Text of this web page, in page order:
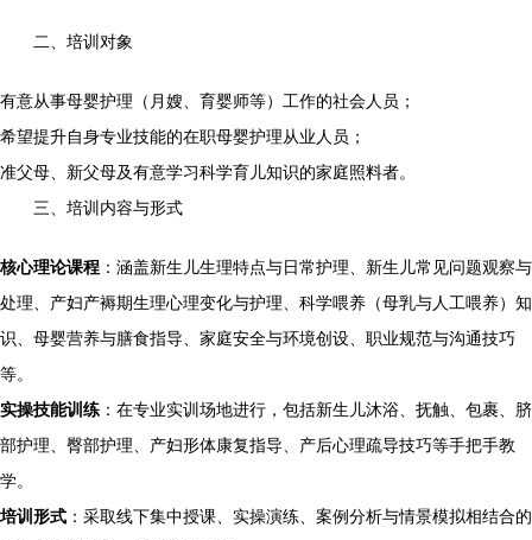
二、培训对象
有意从事母婴护理（月嫂、育婴师等）工作的社会人员；
希望提升自身专业技能的在职母婴护理从业人员；
准父母、新父母及有意学习科学育儿知识的家庭照料者。
三、培训内容与形式
核心理论课程 ：涵盖新生儿生理特点与日常护理、新生儿常见问题观察与
处理、产妇产褥期生理心理变化与护理、科学喂养（母乳与人工喂养）知
识、母婴营养与膳食指导、家庭安全与环境创设、职业规范与沟通技巧
等。
实操技能训练 ：在专业实训场地进行，包括新生儿沐浴、抚触、包裹、脐
部护理、臀部护理、产妇形体康复指导、产后心理疏导技巧等手把手教
学。
培训形式 ：采取线下集中授课、实操演练、案例分析与情景模拟相结合的